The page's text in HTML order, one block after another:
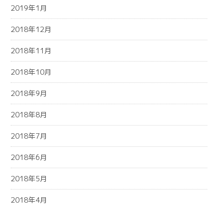
2019年1月
2018年12月
2018年11月
2018年10月
2018年9月
2018年8月
2018年7月
2018年6月
2018年5月
2018年4月